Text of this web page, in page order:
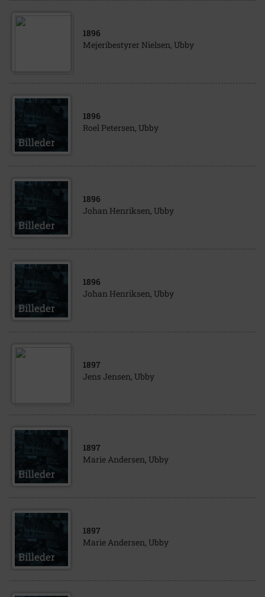
1896
Mejeribestyrer Nielsen, Ubby
1896
Roel Petersen, Ubby
1896
Johan Henriksen, Ubby
1896
Johan Henriksen, Ubby
1897
Jens Jensen, Ubby
1897
Marie Andersen, Ubby
1897
Marie Andersen, Ubby